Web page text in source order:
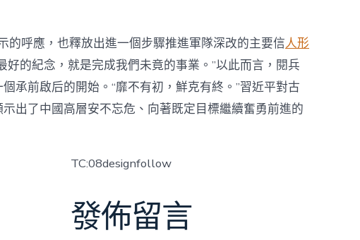
的呼應，也釋放出進一個步驟推進軍隊深改的主要信人形
好的紀念，就是完成我們未竟的事業。”以此而言，閱兵
承前啟后的開始。“靡不有初，鮮克有終。”習近平對古
示出了中國高層安不忘危、向著既定目標繼續奮勇前進的
TC:08designfollow
發佈留言